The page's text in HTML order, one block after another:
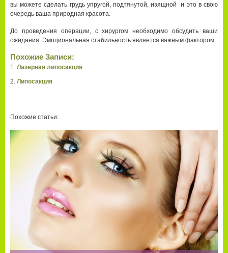
вы можете сделать грудь упругой, подтянутой, изящной и это в свою
очередь ваша природная красота.
До проведения операции, с хирургом необходимо обсудить ваши
ожидания. Эмоциональная стабильность является важным фактором.
Похожие Записи:
Лазерная липосакция
Липосакция
Похожие статьи: